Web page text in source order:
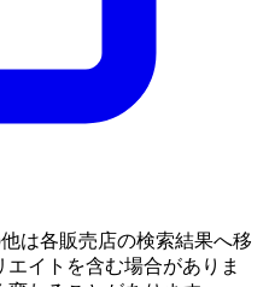
は各販売店の検索結果へ移
イトを含む場合がありま